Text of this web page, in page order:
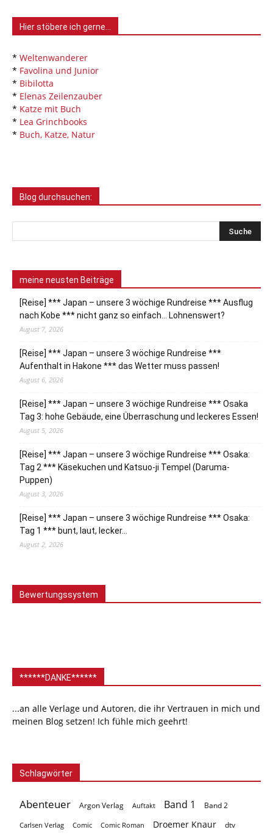
Hier stöbere ich gerne…
* Weltenwanderer
* Favolina und Junior
* Bibilotta
* Elenas Zeilenzauber
* Katze mit Buch
* Lea Grinchbooks
* Buch, Katze, Natur
Blog durchsuchen:
meine neusten Beiträge
[Reise] *** Japan – unsere 3 wöchige Rundreise *** Ausflug
nach Kobe *** nicht ganz so einfach… Lohnenswert?
August 7, 2026
[Reise] *** Japan – unsere 3 wöchige Rundreise ***
Aufenthalt in Hakone *** das Wetter muss passen!
August 6, 2026
[Reise] *** Japan – unsere 3 wöchige Rundreise *** Osaka
Tag 3: hohe Gebäude, eine Überraschung und leckeres Essen!
August 5, 2026
[Reise] *** Japan – unsere 3 wöchige Rundreise *** Osaka:
Tag 2 *** Käsekuchen und Katsuo-ji Tempel (Daruma-
Puppen)
August 3, 2026
[Reise] *** Japan – unsere 3 wöchige Rundreise *** Osaka:
Tag 1 *** bunt, laut, lecker…
August 2, 2026
Bewertungssystem
******DANKE******
...an alle Verlage und Autoren, die ihr Vertrauen in mich und
meinen Blog setzen! Ich fühle mich geehrt!
Schlagwörter
Abenteuer Argon Verlag Auftakt Band 1 Band 2
Carlsen Verlag Comic Comic Roman Droemer Knaur dtv